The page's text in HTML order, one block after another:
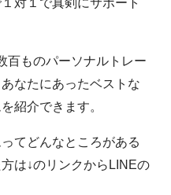
対１で真剣にサポート
百ものパーソナルトレー
なたにあったベストな
紹介できます。
てどんなところがある
は↓のリンクからLINEの